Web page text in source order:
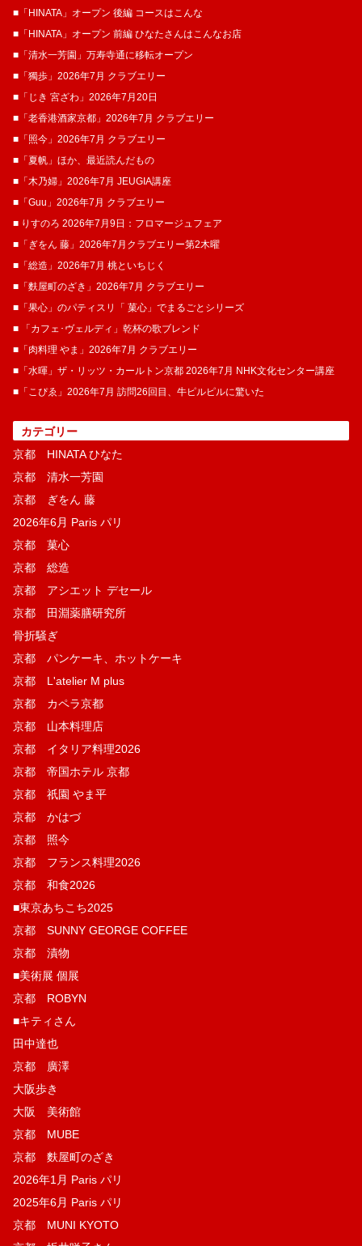
■「HINATA」オープン 後編 コースはこんな
■「HINATA」オープン 前編 ひなたさんはこんなお店
■「清水一芳園」万寿寺通に移転オープン
■「獨歩」2026年7月 クラブエリー
■「じき 宮ざわ」2026年7月20日
■「老香港酒家京都」2026年7月 クラブエリー
■「照今」2026年7月 クラブエリー
■「夏帆」ほか、最近読んだもの
■「木乃婦」2026年7月 JEUGIA講座
■「Guu」2026年7月 クラブエリー
■ りすのろ 2026年7月9日：フロマージュフェア
■「ぎをん 藤」2026年7月クラブエリー第2木曜
■「総造」2026年7月 桃といちじく
■「麩屋町のざき」2026年7月 クラブエリー
■「果心」のパティスリ「 菓​心」でまるごとシリーズ
■ 「カフェ･ヴェルディ」乾杯の歌ブレンド
■「肉料理 やま」2026年7月 クラブエリー
■「水暉」ザ・リッツ・カールトン京都 2026年7月 NHK文化センター講座
■「こぴゑ」2026年7月 訪問26回目、牛ピルピルに驚いた
カテゴリー
京都 HINATA ひなた
京都 清水一芳園
京都 ぎをん 藤
2026年6月 Paris パリ
京都 菓​心
京都 総造
京都 アシエット デセール
京都 田淵薬膳研究所
骨折騒ぎ
京都 パンケーキ、ホットケーキ
京都 L'atelier M plus
京都 カペラ京都
京都 山本料理店
京都 イタリア料理2026
京都 帝国ホテル 京都
京都 祇園 やま平
京都 かはづ
京都 照今
京都 フランス料理2026
京都 和食2026
■東京あちこち2025
京都 SUNNY GEORGE COFFEE
京都 漬物
■美術展 個展
京都 ROBYN
■キティさん
田中達也
京都 廣澤
大阪歩き
大阪 美術館
京都 MUBE
京都 麩屋町のざき
2026年1月 Paris パリ
2025年6月 Paris パリ
京都 MUNI KYOTO